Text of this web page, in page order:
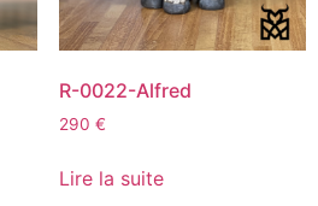
R-0022-Alfred
290 €
Lire la suite